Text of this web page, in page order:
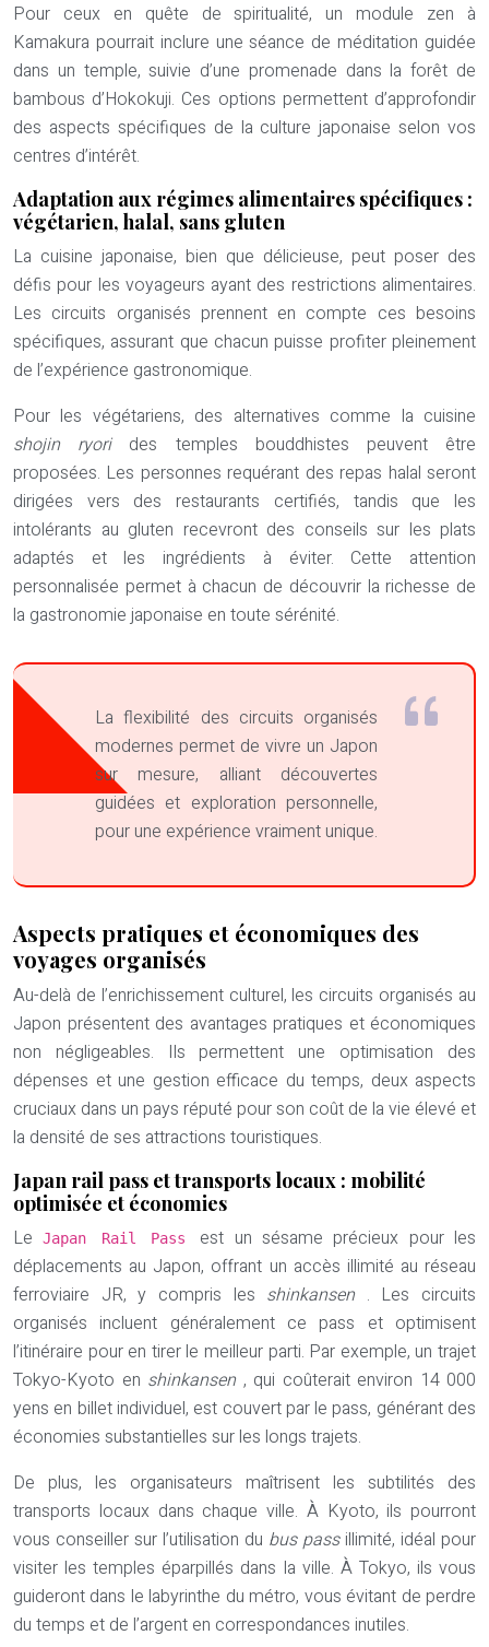
Pour ceux en quête de spiritualité, un module zen à
Kamakura pourrait inclure une séance de méditation guidée
dans un temple, suivie d’une promenade dans la forêt de
bambous d’Hokokuji. Ces options permettent d’approfondir
des aspects spécifiques de la culture japonaise selon vos
centres d’intérêt.
Adaptation aux régimes alimentaires spécifiques :
végétarien, halal, sans gluten
La cuisine japonaise, bien que délicieuse, peut poser des
défis pour les voyageurs ayant des restrictions alimentaires.
Les circuits organisés prennent en compte ces besoins
spécifiques, assurant que chacun puisse profiter pleinement
de l’expérience gastronomique.
Pour les végétariens, des alternatives comme la cuisine
shojin ryori des temples bouddhistes peuvent être
proposées. Les personnes requérant des repas halal seront
dirigées vers des restaurants certifiés, tandis que les
intolérants au gluten recevront des conseils sur les plats
adaptés et les ingrédients à éviter. Cette attention
personnalisée permet à chacun de découvrir la richesse de
la gastronomie japonaise en toute sérénité.
La flexibilité des circuits organisés
modernes permet de vivre un Japon
sur mesure, alliant découvertes
guidées et exploration personnelle,
pour une expérience vraiment unique.
Aspects pratiques et économiques des
voyages organisés
Au-delà de l’enrichissement culturel, les circuits organisés au
Japon présentent des avantages pratiques et économiques
non négligeables. Ils permettent une optimisation des
dépenses et une gestion efficace du temps, deux aspects
cruciaux dans un pays réputé pour son coût de la vie élevé et
la densité de ses attractions touristiques.
Japan rail pass et transports locaux : mobilité
optimisée et économies
LeJapan Rail Pass est un sésame précieux pour les
déplacements au Japon, offrant un accès illimité au réseau
ferroviaire JR, y compris les shinkansen . Les circuits
organisés incluent généralement ce pass et optimisent
l’itinéraire pour en tirer le meilleur parti. Par exemple, un trajet
Tokyo-Kyoto en shinkansen , qui coûterait environ 14 000
yens en billet individuel, est couvert par le pass, générant des
économies substantielles sur les longs trajets.
De plus, les organisateurs maîtrisent les subtilités des
transports locaux dans chaque ville. À Kyoto, ils pourront
vous conseiller sur l’utilisation du bus pass illimité, idéal pour
visiter les temples éparpillés dans la ville. À Tokyo, ils vous
guideront dans le labyrinthe du métro, vous évitant de perdre
du temps et de l’argent en correspondances inutiles.